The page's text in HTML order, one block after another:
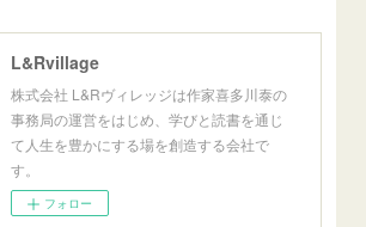
L&Rvillage
株式会社 L&Rヴィレッジは作家喜多川泰の
事務局の運営をはじめ、学びと読書を通じ
て人生を豊かにする場を創造する会社で
す。
フォロー